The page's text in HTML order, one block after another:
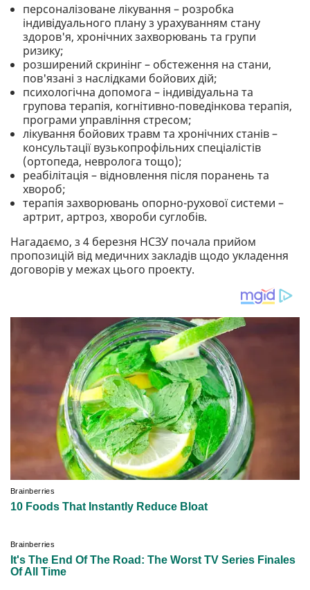
персоналізоване лікування – розробка
індивідуального плану з урахуванням стану
здоров'я, хронічних захворювань та групи
ризику;
розширений скринінг – обстеження на стани,
пов'язані з наслідками бойових дій;
психологічна допомога – індивідуальна та
групова терапія, когнітивно-поведінкова терапія,
програми управління стресом;
лікування бойових травм та хронічних станів –
консультації вузькопрофільних спеціалістів
(ортопеда, невролога тощо);
реабілітація – відновлення після поранень та
хвороб;
терапія захворювань опорно-рухової системи –
артрит, артроз, хвороби суглобів.
Нагадаємо, з 4 березня НСЗУ почала прийом
пропозицій від медичних закладів щодо укладення
договорів у межах цього проекту.